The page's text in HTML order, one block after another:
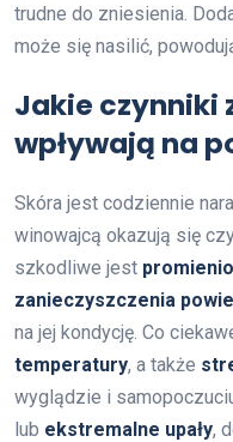
trudne do zniesienia.
może się nasilić,
Jakie czynniki
wpływają na
Skóra jest codziennie
winowajcą okazują się
szkodliwe jest
zanieczyszczenia
na jej kondycję. Co
temperatury, a także
wyglądzie i
lub ekstremalne upały,